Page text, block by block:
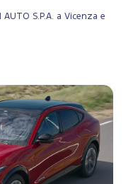
S.P.A. a Vicenza e